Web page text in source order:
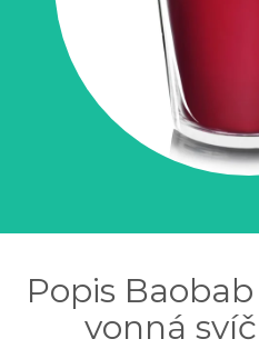
Popis
vonná